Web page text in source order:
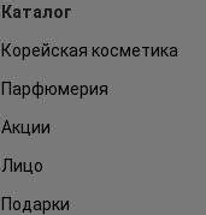
Каталог
Корейская косметика
Парфюмерия
Акции
Лицо
Подарки